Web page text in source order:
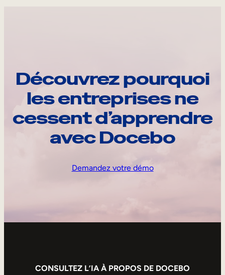
Découvrez pourquoi
les entreprises ne
cessent d’apprendre
avec Docebo
Demandez votre démo
CONSULTEZ L’IA À PROPOS DE DOCEBO